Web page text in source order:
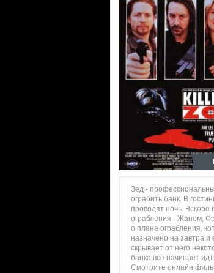
Зед -
ограбить банк. В
проводят ночь. Вскоре
ограбления - Жаном,
о плане ограбления,
назначено на завтра и
скрывает от него
банка все начинает
Смотрите онлайн